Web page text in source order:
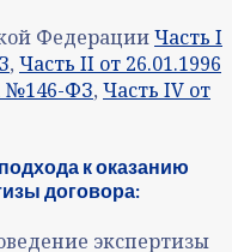
ФедерацииЧасть I
, Часть II от 26.01.1996
№146-ФЗ, Часть IV от
к оказанию
договора:
экспертизы